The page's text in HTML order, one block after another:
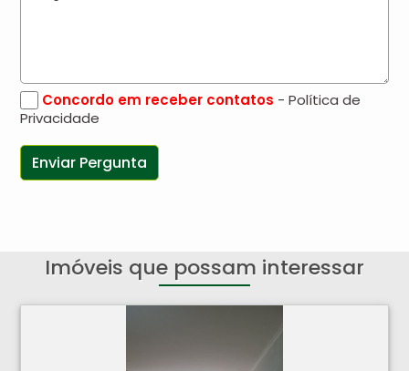
Concordo em receber contatos - Política de
Privacidade
Imóveis que possam interessar